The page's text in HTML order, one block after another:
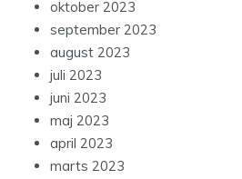
oktober 2023
september 2023
august 2023
juli 2023
juni 2023
maj 2023
april 2023
marts 2023